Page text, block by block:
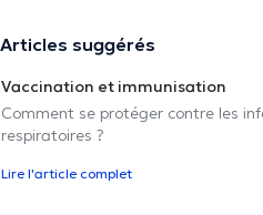
Articles suggérés
Vaccination et immunisation
Comment se protéger contre les
respiratoires ?
Lire l'article complet